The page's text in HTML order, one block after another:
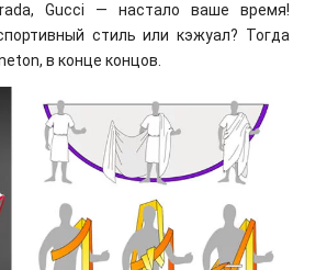
Gucci — настало ваше время!
стиль или кэжуал? Тогда
в конце концов.